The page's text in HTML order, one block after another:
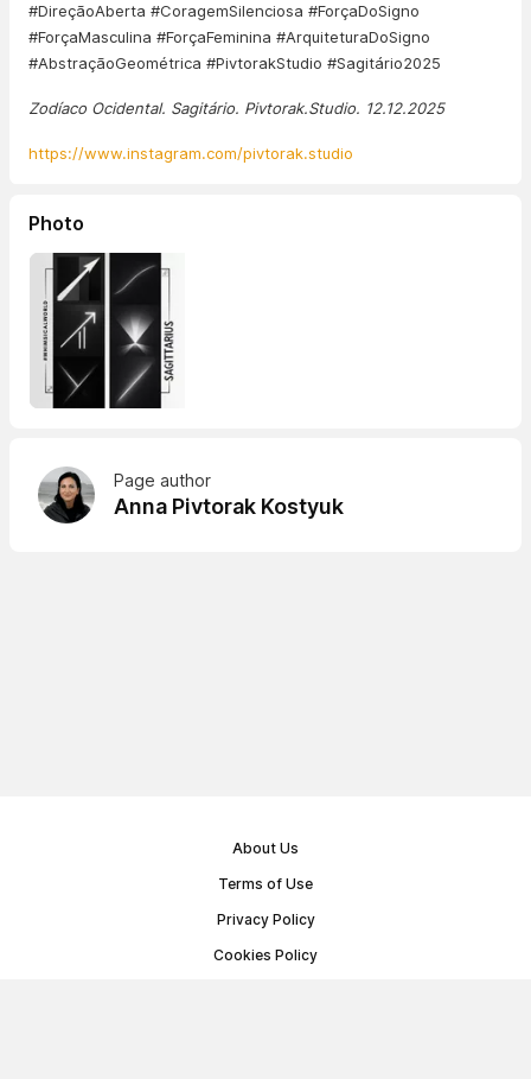
#DireçãoAberta #CoragemSilenciosa #ForçaDoSigno
#ForçaMasculina #ForçaFeminina #ArquiteturaDoSigno
#AbstraçãoGeométrica #PivtorakStudio #Sagitário2025
Zodíaco Ocidental. Sagitário. Pivtorak.Studio. 12.12.2025
https://www.instagram.com/pivtorak.studio
Photo
Page author
Anna Pivtorak Kostyuk
About Us
Terms of Use
Privacy Policy
Cookies Policy